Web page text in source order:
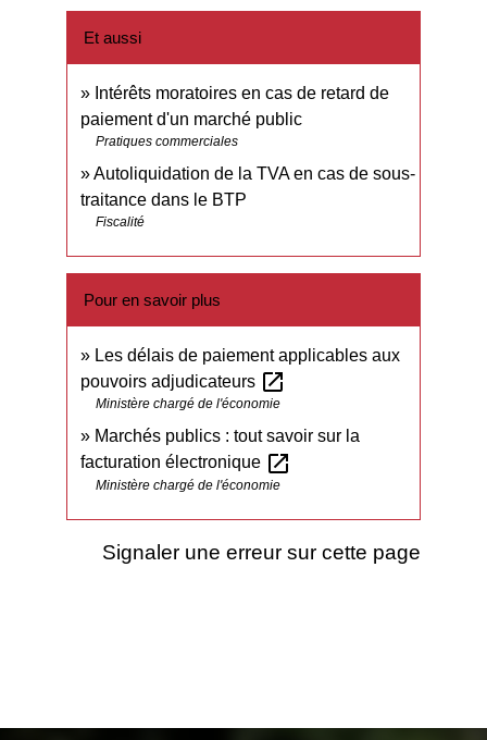
Et aussi
Intérêts moratoires en cas de retard de
paiement d'un marché public
Pratiques commerciales
Autoliquidation de la TVA en cas de sous-
traitance dans le BTP
Fiscalité
Pour en savoir plus
Les délais de paiement applicables aux
pouvoirs adjudicateurs open_in_new
Ministère chargé de l'économie
Marchés publics : tout savoir sur la
facturation électronique open_in_new
Ministère chargé de l'économie
Signaler une erreur sur cette page